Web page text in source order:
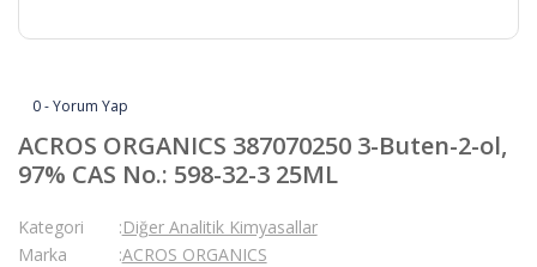
0 - Yorum Yap
ACROS ORGANICS 387070250 3-Buten-2-ol,
97% CAS No.: 598-32-3 25ML
Kategori
Diğer Analitik Kimyasallar
Marka
ACROS ORGANICS